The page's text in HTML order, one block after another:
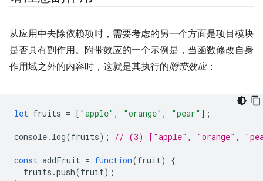
从应用中去除依赖项时，需要考虑的另一个方面是项目模块
是否具有副作用。附带效应的一个示例是，当函数修改自身
作用域之外的内容时，这就是其执行的附带效应：
let fruits = [ "apple" , "orange" , "pear" ];
console. log(fruits); // (3) ["apple", "orange",
const addFruit = function(fruit)
{
fruits .push(fruit);